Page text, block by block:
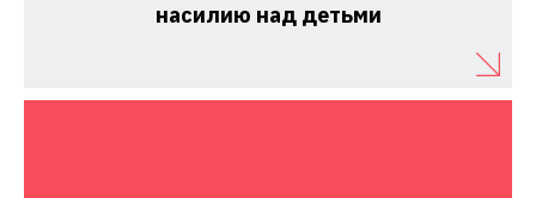
насилию над детьми